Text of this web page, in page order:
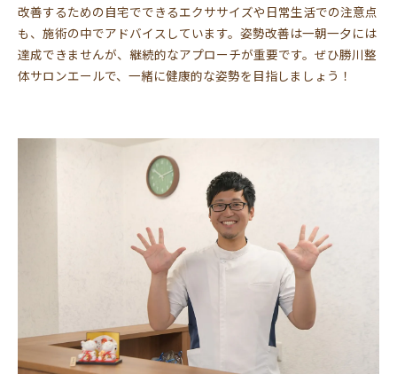
改善するための自宅でできるエクササイズや日常生活での注意点
も、施術の中でアドバイスしています。姿勢改善は一朝一夕には
達成できませんが、継続的なアプローチが重要です。ぜひ勝川整
体サロンエールで、一緒に健康的な姿勢を目指しましょう！